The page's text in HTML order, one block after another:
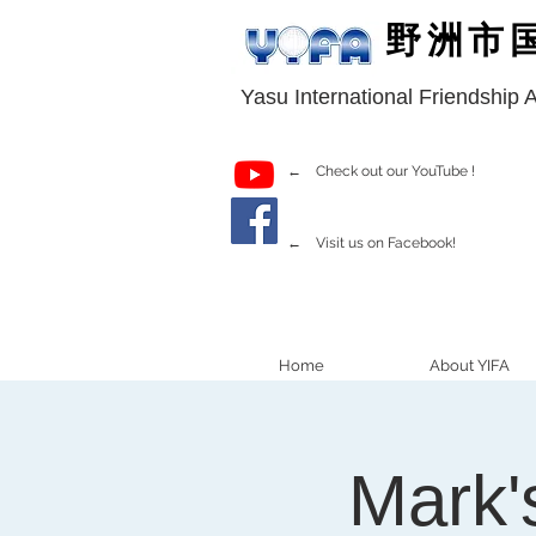
野洲市
Yasu International Friendship
← Check out our YouTube !
← Visit us on Facebook!
Home About YIFA